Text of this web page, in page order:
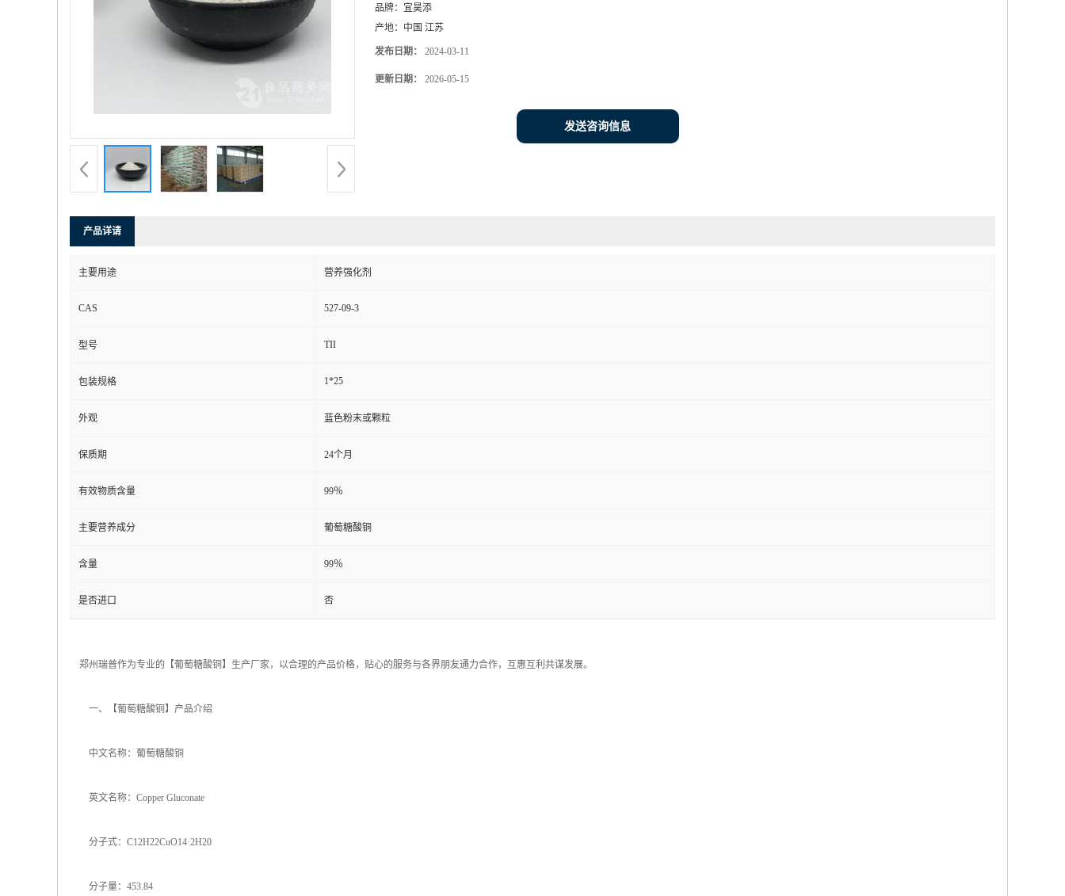
品牌： 宜昊添
产地： 中国 江苏
发布日期： 2024-03-11
更新日期： 2026-05-15
发送咨询信息
产品详请
主要用途 营养强化剂
CAS 527-09-3
型号 TII
包装规格 1*25
外观 蓝色粉末或颗粒
保质期 24个月
有效物质含量 99％
主要营养成分 葡萄糖酸铜
含量 99％
是否进口 否
郑州瑞普作为专业的【葡萄糖酸铜】生产厂家，以合理的产品价格，贴心的服务与各界朋友通力合作，互惠互利共谋发展。
一、【葡萄糖酸铜】产品介绍
中文名称：葡萄糖酸铜
英文名称：Copper Gluconate
分子式：C12H22CuO14·2H20
分子量：453.84